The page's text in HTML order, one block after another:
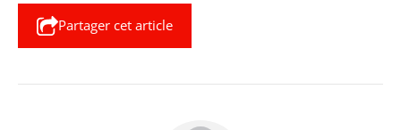
Partager cet article